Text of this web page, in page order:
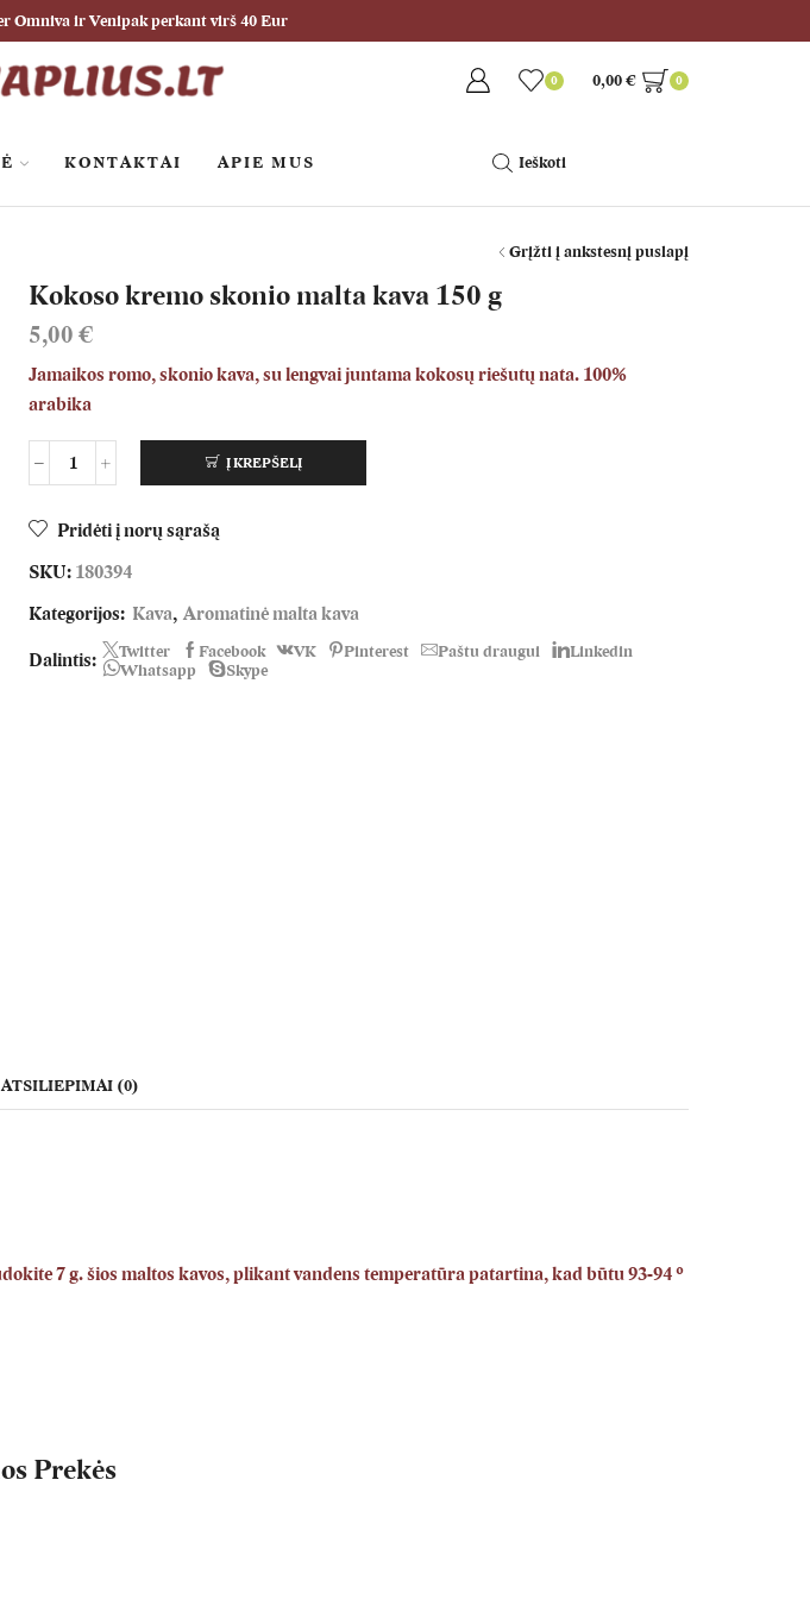
Omniva ir Venipak perkant virš 40 Eur
0 0,00€ 0
KONTAKTAI APIE MUS Ieškoti
Grįžti į ankstesnį puslapį
Kokoso kremo skonio malta kava 150 g
5,00 €
Jamaikos romo, skonio kava, su lengvai juntama kokosų riešutų nata. 100%
arabika
produkto
Kokoso
skonio
malta
150
Į KREPŠELĮ
Pridėti į norų sąrašą
SKU: 180394
Kategorijos: Kava, Aromatinė malta kava
Dalintis: Twitter Facebook VK Pinterest Paštu draugui
Linkedin
Whatsapp
Skype
ATSILIEPIMAI (0)
7 g. šios maltos kavos, plikant vandens temperatūra patartina, kad būtu 93-94 °
Prekės